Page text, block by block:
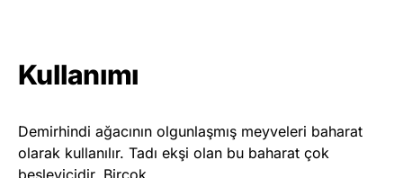
Kullanımı
Demirhindi ağacının olgunlaşmış meyveleri baharat
olarak kullanılır. Tadı ekşi olan bu baharat çok
besleyicidir. Birçok